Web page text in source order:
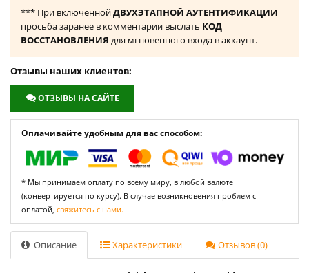
*** При включеннойДВУХЭТАПНОЙ АУТЕНТИФИКАЦИИ
просьба заранее в комментарии выслать КОД
ВОССТАНОВЛЕНИЯ для мгновенного входа в аккаунт.
Отзывы наших клиентов:
ОТЗЫВЫ НА САЙТЕ
Оплачивайте удобным для вас способом:
* Мы принимаем оплату по всему миру, в любой валюте
(конвертируется по курсу). В случае возникновения проблем с
оплатой, свяжитесь с нами.
Описание Характеристики Отзывов (0)